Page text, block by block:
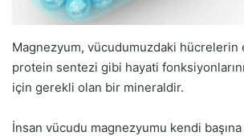
Magnezyum, vücudumuzdaki
protein sentezi gibi hayati
için gerekli olan bir mineraldir.
İnsan vücudu magnezyumu kendi